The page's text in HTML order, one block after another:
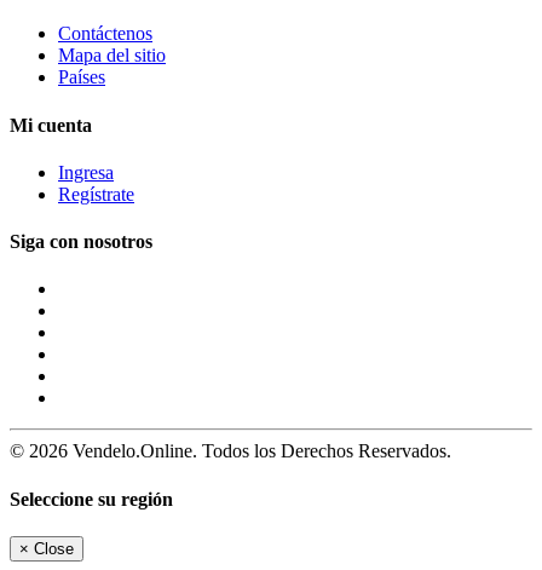
Contáctenos
Mapa del sitio
Países
Mi cuenta
Ingresa
Regístrate
Siga con nosotros
© 2026 Vendelo.Online. Todos los Derechos Reservados.
Seleccione su región
× Close